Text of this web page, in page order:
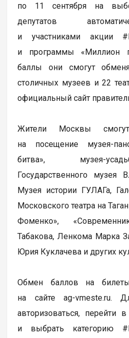
по 11 сентября на
депутатов
и участниками акции
и программы «Миллион
баллы они смогут
столичных музеев и 22
официальный сайт
Жители Москвы
на посещение музея-
битва», музея-
Государственного музея
Музея истории ГУЛАГа,
Московского театра на
Фоменко»,
Табакова, Ленкома Марка
Юрия Куклачева и других
Обмен баллов на
на сайте ag-vmeste.ru.
авторизоваться, перейти
и выбрать категорию